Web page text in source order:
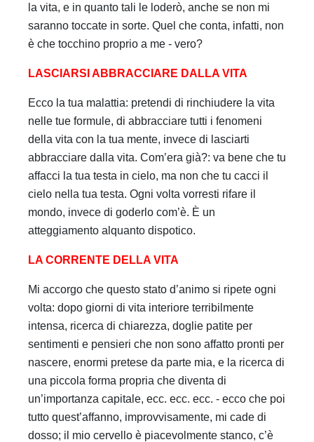
la vita, e in quanto tali le loderò, anche se non mi
saranno toccate in sorte. Quel che conta, infatti, non
è che tocchino proprio a me - vero?
LASCIARSI ABBRACCIARE DALLA VITA
Ecco la tua malattia: pretendi di rinchiudere la vita
nelle tue formule, di abbracciare tutti i fenomeni
della vita con la tua mente, invece di lasciarti
abbracciare dalla vita. Com’era già?: va bene che tu
affacci la tua testa in cielo, ma non che tu cacci il
cielo nella tua testa. Ogni volta vorresti rifare il
mondo, invece di goderlo com’è. È un
atteggiamento alquanto dispotico.
LA CORRENTE DELLA VITA
Mi accorgo che questo stato d’animo si ripete ogni
volta: dopo giorni di vita interiore terribilmente
intensa, ricerca di chiarezza, doglie patite per
sentimenti e pensieri che non sono affatto pronti per
nascere, enormi pretese da parte mia, e la ricerca di
una piccola forma propria che diventa di
un’importanza capitale, ecc. ecc. ecc. - ecco che poi
tutto quest’affanno, improvvisamente, mi cade di
dosso; il mio cervello è piacevolmente stanco, c’è